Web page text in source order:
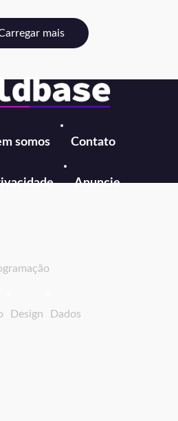
mais
somos Contato
Anuncie
Design Dados